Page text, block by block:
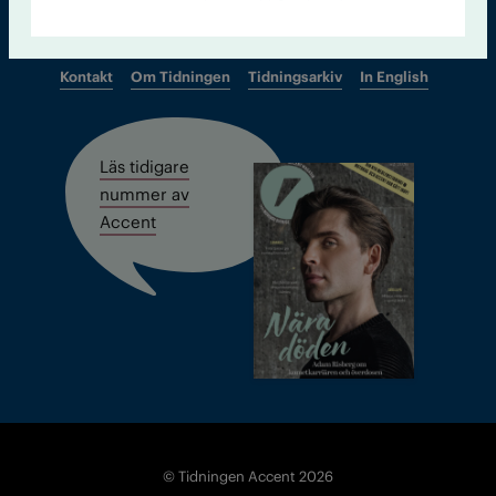
Kontakt Om Tidningen Tidningsarkiv In English
Läs tidigare
nummer av
Accent
© Tidningen Accent 2026